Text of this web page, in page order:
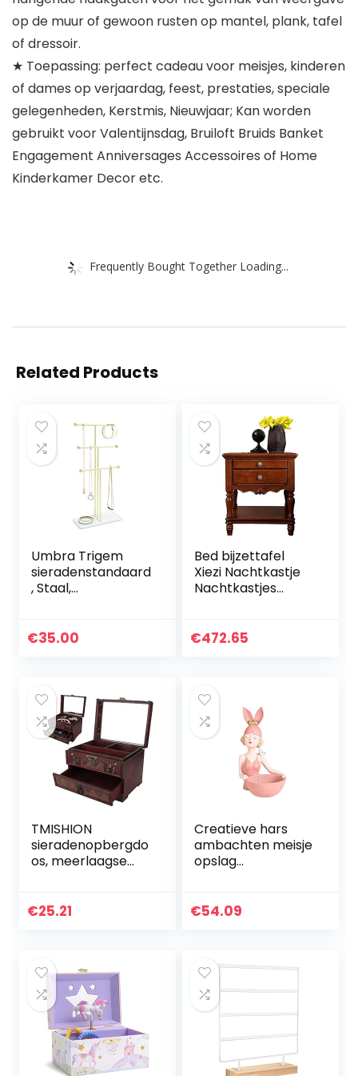
op de muur of gewoon rusten op mantel, plank, tafel
of dressoir.
★ Toepassing: perfect cadeau voor meisjes, kinderen
of dames op verjaardag, feest, prestaties, speciale
gelegenheden, Kerstmis, Nieuwjaar; Kan worden
gebruikt voor Valentijnsdag, Bruiloft Bruids Banket
Engagement Anniversages Accessoires of Home
Kinderkamer Decor etc.
Frequently Bought Together Loading...
Related Products
Umbra Trigem
sieradenstandaard
, Staal,
€35.00
Bed bijzettafel
Xiezi Nachtkastje
Nachtkastjes
Kantoren
€472.65
TMISHION
sieradenopbergdo
os, meerlaagse
oorbellen, doosjes,
€25.21
Creatieve hars
ambachten meisje
opslag
Sleutelkom
Opbergvak…
€54.09